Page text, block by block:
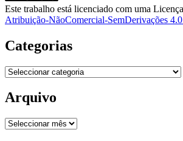
Este trabalho está licenciado com uma Licença
Atribuição-NãoComercial-SemDerivações
Categorias
Categorias
Arquivo
Arquivo